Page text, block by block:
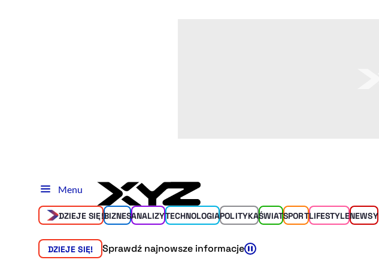
Menu
DZIEJE SIĘ!BIZNESANALIZYTECHNOLOGIAPOLITYKAŚWIATSPORTLIFESTYLENEWSY
DZIEJE SIĘ! Sprawdź najnowsze informacje